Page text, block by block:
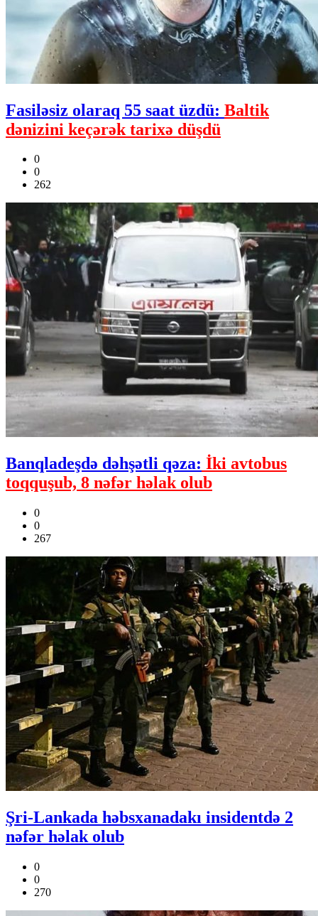
Fasiləsiz olaraq 55 saat üzdü: Baltik
dənizini keçərək tarixə düşdü
0
0
262
Banqladeşdə dəhşətli qəza: İki avtobus
toqquşub, 8 nəfər həlak olub
0
0
267
Şri-Lankada həbsxanadakı insidentdə 2
nəfər həlak olub
0
0
270